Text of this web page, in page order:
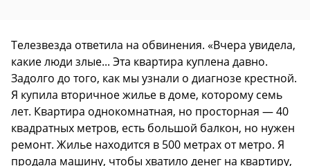
Телезвезда ответила на обвинения. «Вчера увидела,
какие люди злые... Эта квартира куплена давно.
Задолго до того, как мы узнали о диагнозе крестной.
Я купила вторичное жилье в доме, которому семь
лет. Квартира однокомнатная, но просторная — 40
квадратных метров, есть большой балкон, но нужен
ремонт. Жилье находится в 500 метрах от метро. Я
продала машину, чтобы хватило денег на квартиру,